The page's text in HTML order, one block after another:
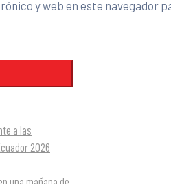
y web en este navegador
a las
2026